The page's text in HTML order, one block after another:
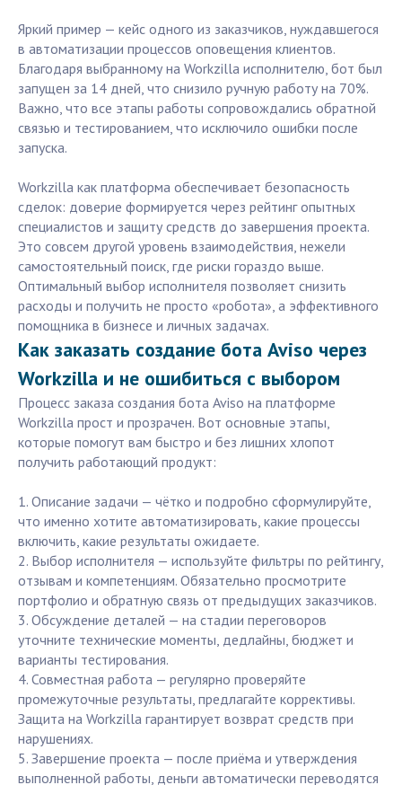
Яркий пример — кейс одного из заказчиков, нуждавшегося
в автоматизации процессов оповещения клиентов.
Благодаря выбранному на Workzilla исполнителю, бот был
запущен за 14 дней, что снизило ручную работу на 70%.
Важно, что все этапы работы сопровождались обратной
связью и тестированием, что исключило ошибки после
запуска.
Workzilla как платформа обеспечивает безопасность
сделок: доверие формируется через рейтинг опытных
специалистов и защиту средств до завершения проекта.
Это совсем другой уровень взаимодействия, нежели
самостоятельный поиск, где риски гораздо выше.
Оптимальный выбор исполнителя позволяет снизить
расходы и получить не просто «робота», а эффективного
помощника в бизнесе и личных задачах.
Как заказать создание бота Aviso через
Workzilla и не ошибиться с выбором
Процесс заказа создания бота Aviso на платформе
Workzilla прост и прозрачен. Вот основные этапы,
которые помогут вам быстро и без лишних хлопот
получить работающий продукт:
1. Описание задачи — чётко и подробно сформулируйте,
что именно хотите автоматизировать, какие процессы
включить, какие результаты ожидаете.
2. Выбор исполнителя — используйте фильтры по рейтингу,
отзывам и компетенциям. Обязательно просмотрите
портфолио и обратную связь от предыдущих заказчиков.
3. Обсуждение деталей — на стадии переговоров
уточните технические моменты, дедлайны, бюджет и
варианты тестирования.
4. Совместная работа — регулярно проверяйте
промежуточные результаты, предлагайте коррективы.
Защита на Workzilla гарантирует возврат средств при
нарушениях.
5. Завершение проекта — после приёма и утверждения
выполненной работы, деньги автоматически переводятся